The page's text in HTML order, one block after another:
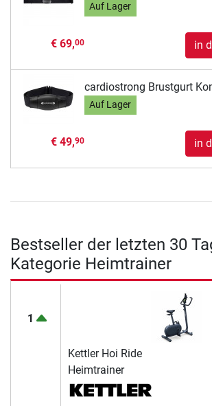
Auf Lager
€ 69,00 in
cardiostrong Brustgurt
Auf Lager
€ 49,90 in
Bestseller der letzten 30
Kategorie Heimtrainer
1
Kettler Hoi Ride
Heimtrainer